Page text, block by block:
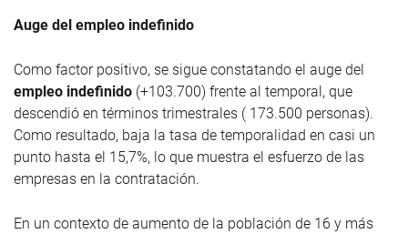
Auge del empleo indefinido
Como factor positivo, se sigue constatando el auge del
empleo indefinido (+103.700) frente al temporal, que
descendió en términos trimestrales ( 173.500 personas).
Como resultado, baja la tasa de temporalidad en casi un
punto hasta el 15,7%, lo que muestra el esfuerzo de las
empresas en la contratación.
En un contexto de aumento de la población de 16 y más